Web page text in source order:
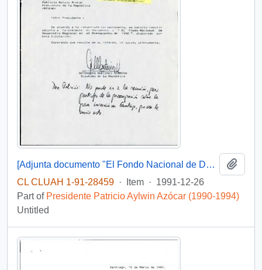
[Adjunta documento "El Fondo Nacional de Desarrollo Regional en el Presupuesto de 1992"]
CL CLUAH 1-91-28459 · Item · 1991-12-26
Part of Presidente Patricio Aylwin Azócar (1990-1994)
Untitled